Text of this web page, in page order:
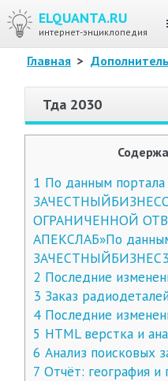
ELQUANTA.RU
интернет-энциклопедия
Главная >
Тда 2030
1 По данным портала
ОГРАНИЧЕННОЙ
АПЕКСЛАБ»По
2 Последние
3 Заказ
4Последние
5 HTML верстка и
6 Анализ поисковых
7 Отчёт: география и